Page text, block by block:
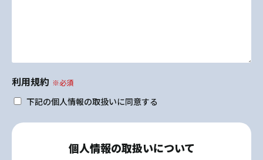
利用規約 ※必須
下記の個人情報の取扱いに同意する
個人情報の取扱いについて